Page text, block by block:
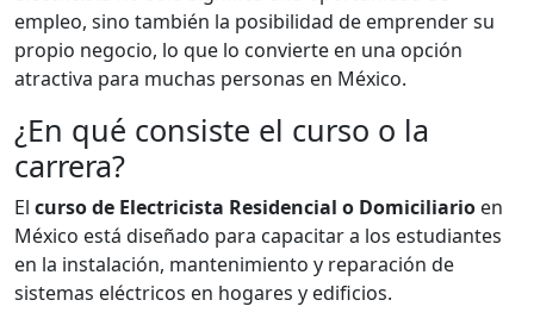
empleo, sino también la posibilidad de emprender su
propio negocio, lo que lo convierte en una opción
atractiva para muchas personas en México.
¿En qué consiste el curso o la
carrera?
El curso de Electricista Residencial o Domiciliario en
México está diseñado para capacitar a los estudiantes
en la instalación, mantenimiento y reparación de
sistemas eléctricos en hogares y edificios.